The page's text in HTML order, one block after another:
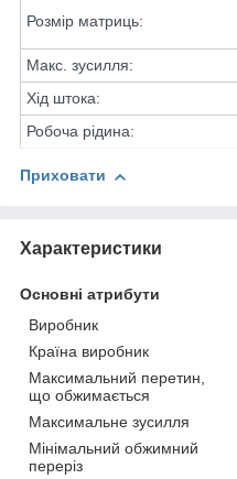
Розмір матриць:
Макс. зусилля:
Хід штока:
Робоча рідина:
Приховати
Характеристики
Основні атрибути
Виробник
Країна виробник
Максимальний перетин,
що обжимається
Максимальне зусилля
Мінімальний обжимний
переріз